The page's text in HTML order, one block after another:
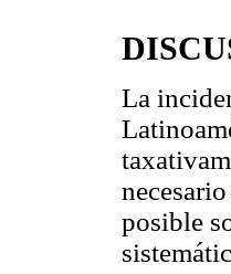
La
posible